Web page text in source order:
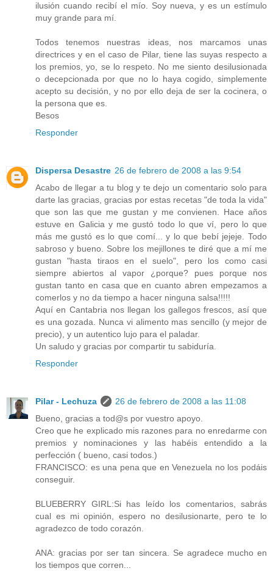
ilusión cuando recibí el mío. Soy nueva, y es un estímulo
muy grande para mí.
Todos tenemos nuestras ideas, nos marcamos unas
directrices y en el caso de Pilar, tiene las suyas respecto a
los premios, yo, se lo respeto. No me siento desilusionada
o decepcionada por que no lo haya cogido, simplemente
acepto su decisión, y no por ello deja de ser la cocinera, o
la persona que es.
Besos
Responder
Dispersa Desastre 26 de febrero de 2008 a las 9:54
Acabo de llegar a tu blog y te dejo un comentario solo para
darte las gracias, gracias por estas recetas "de toda la vida"
que son las que me gustan y me convienen. Hace años
estuve en Galicia y me gustó todo lo que ví, pero lo que
más me gustó es lo que comí... y lo que bebí jejeje. Todo
sabroso y bueno. Sobre los mejillones te diré que a mí me
gustan "hasta tiraos en el suelo", pero los como casi
siempre abiertos al vapor ¿porque? pues porque nos
gustan tanto en casa que en cuanto abren empezamos a
comerlos y no da tiempo a hacer ninguna salsa!!!!!
Aquí en Cantabria nos llegan los gallegos frescos, así que
es una gozada. Nunca vi alimento mas sencillo (y mejor de
precio), y un autentico lujo para el paladar.
Un saludo y gracias por compartir tu sabiduría.
Responder
Pilar - Lechuza
26 de febrero de 2008 a las 11:08
Bueno, gracias a tod@s por vuestro apoyo.
Creo que he explicado mis razones para no enredarme con
premios y nominaciones y las habéis entendido a la
perfección ( bueno, casi todos.)
FRANCISCO: es una pena que en Venezuela no los podáis
conseguir.
BLUEBERRY GIRL:Si has leído los comentarios, sabrás
cual es mi opinión, espero no desilusionarte, pero te lo
agradezco de todo corazón.
ANA: gracias por ser tan sincera. Se agradece mucho en
los tiempos que corren...